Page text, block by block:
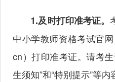
1.及时打印准考证。
中小学教师资格考试官网
cn）打印准考证。请考
生须知”和“特别提示”等